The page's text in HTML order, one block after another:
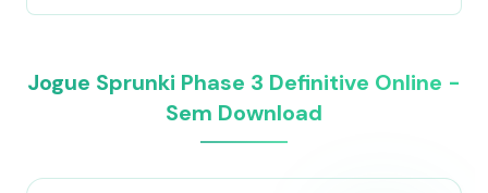
Jogue Sprunki Phase 3 Definitive Online -
Sem Download